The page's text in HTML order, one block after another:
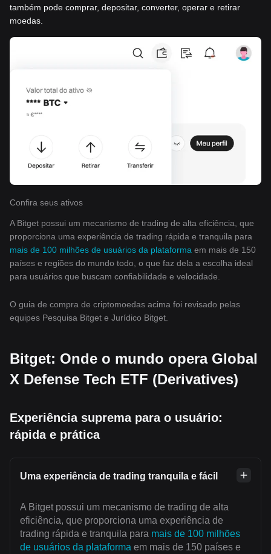
também pode comprar, depositar, converter, operar e retirar
moedas.
Confira seus ativos
A Bitget possui um mecanismo de trading de alta eficiência, que
proporciona uma experiência de trading rápida e tranquila para
mais de 100 milhões de usuários da plataforma em mais de 150
países e regiões do mundo todo, o que faz dela a escolha ideal
para usuários que buscam confiabilidade e velocidade.
O guia de compra de criptomoedas acima foi revisado pelas
equipes Pesquisa Bitget e Jurídico Bitget.
Bitget: Onde o mundo opera Global
X Defense Tech ETF (Derivatives)
Experiência suprema para o usuário:
rápida e prática
Uma experiência de trading tranquila e fácil
A Bitget possui um mecanismo de trading de alta
eficiência, que proporciona uma experiência de
trading rápida e tranquila para mais de 100 milhões
de usuários da plataforma em mais de 150 países e